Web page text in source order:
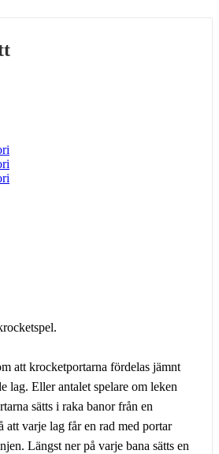
att krocketportarna fördelas jämnt
lag. Eller antalet spelare om leken
sätts i raka banor från en
att varje lag får en rad med portar
Längst ner på varje bana sätts en